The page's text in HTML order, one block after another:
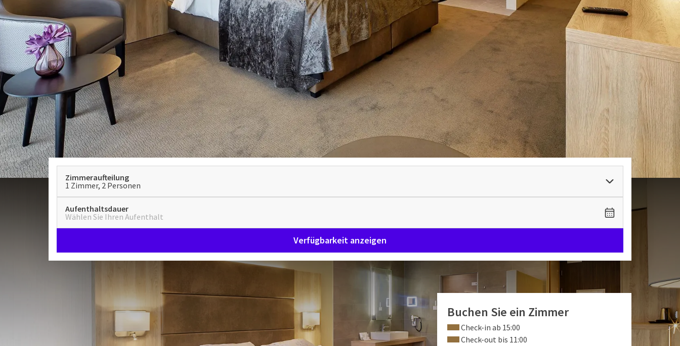
Zimmeraufteilung
1 Zimmer, 2 Personen
Aufenthaltsdauer
Wählen Sie Ihren Aufenthalt
Verfügbarkeit anzeigen
Superior zimmer
Doppelbett Badewanne und Dusche
Buchen Sie ein Zimmer
Check-in ab 15:00
Check-out bis 11:00